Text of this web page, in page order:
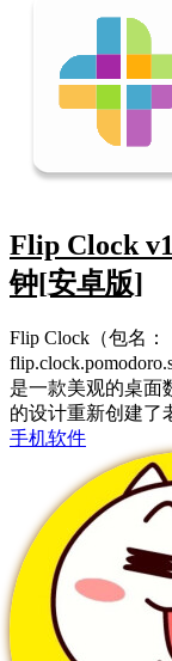
Flip Clock
钟[安卓版]
Flip Clock（包名：
是一款美观的桌面
的设计重新创建了
手机软件